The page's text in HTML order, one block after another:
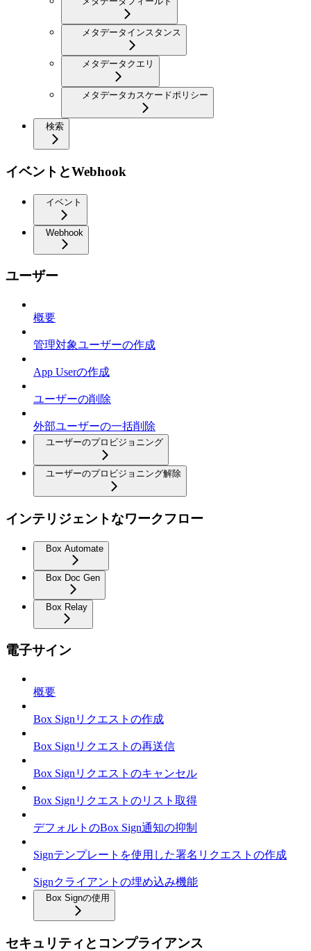
メタデータインスタンス
メタデータクエリ
メタデータカスケードポリシー
検索
イベントとWebhook
イベント
Webhook
ユーザー
概要
管理対象ユーザーの作成
App Userの作成
ユーザーの削除
外部ユーザーの一括削除
ユーザーのプロビジョニング
ユーザーのプロビジョニング解除
インテリジェントなワークフロー
Box Automate
Box Doc Gen
Box Relay
電子サイン
概要
Box Signリクエストの作成
Box Signリクエストの再送信
Box Signリクエストのキャンセル
Box Signリクエストのリスト取得
デフォルトのBox Sign通知の抑制
Signテンプレートを使用した署名リクエストの作成
Signクライアントの埋め込み機能
Box Signの使用
セキュリティとコンプライアンス